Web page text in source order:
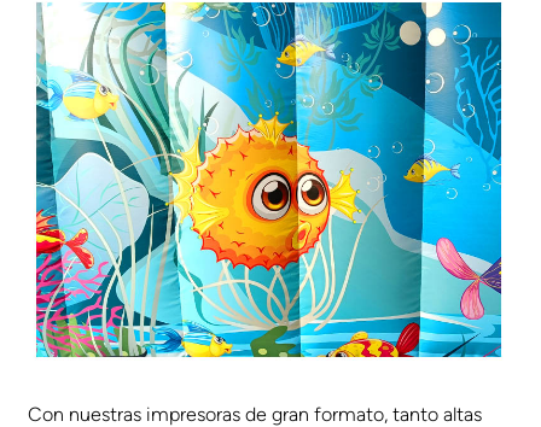
Con nuestras impresoras de gran formato, tanto altas